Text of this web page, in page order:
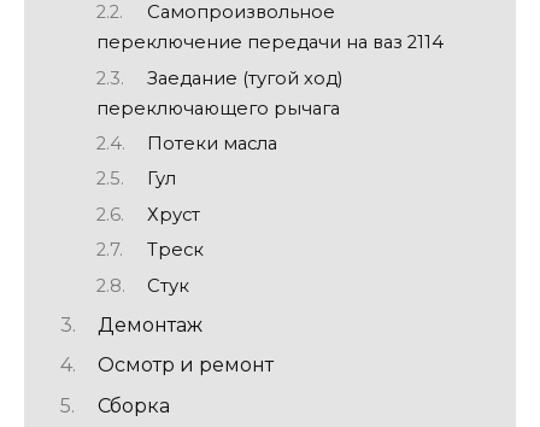
Самопроизвольное
переключение передачи на ваз 2114
Заедание (тугой ход)
переключающего рычага
Потеки масла
Гул
Хруст
Треск
Стук
Демонтаж
Осмотр и ремонт
Сборка